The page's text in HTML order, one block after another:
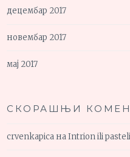
децембар 2017
новембар 2017
мај 2017
СКОРАШЊИ
crvenkapica наIntrion ili pasteli